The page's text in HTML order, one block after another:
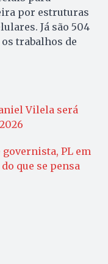
por estruturas
Já são 504
trabalhos de
Vilela será
PL em
que se pensa